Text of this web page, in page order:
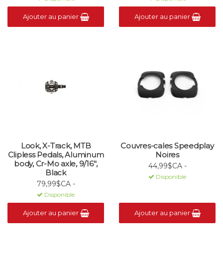
Ajouter au panier Ajouter au panier
Look, X-Track, MTB
Clipless Pedals, Aluminum
body, Cr-Mo axle, 9/16'',
Black
79,99$CA -
Disponible
Ajouter au panier
Couvres-cales Speedplay
Noires
44,99$CA -
Disponible
Ajouter au panier